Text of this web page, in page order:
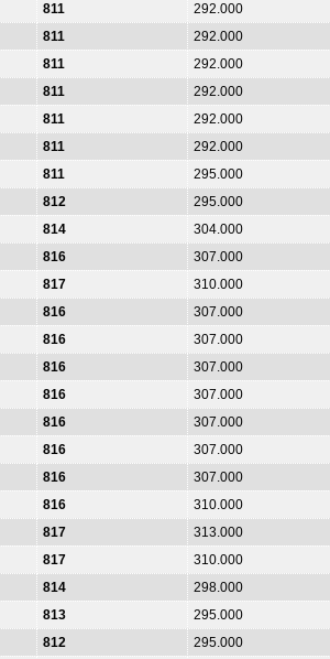
811
292.000
811
292.000
811
292.000
811
292.000
811
292.000
811
292.000
811
295.000
812
295.000
814
304.000
816
307.000
817
310.000
816
307.000
816
307.000
816
307.000
816
307.000
816
307.000
816
307.000
816
307.000
816
310.000
817
313.000
817
310.000
814
298.000
813
295.000
812
295.000